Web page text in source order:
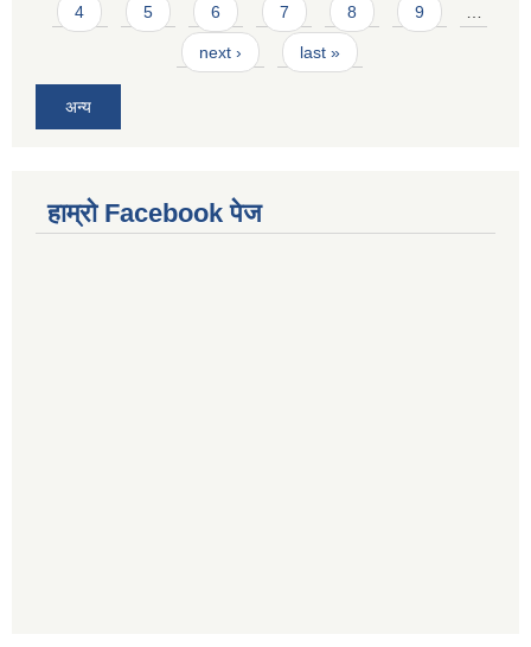
4 5 6 7 8 9
next › last »
अन्य
हाम्राे Facebook पेज